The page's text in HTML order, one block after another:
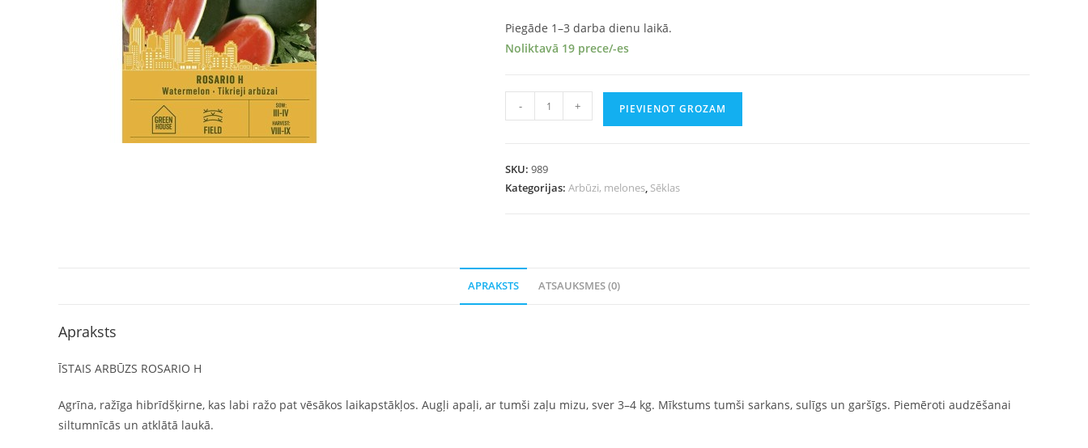
Piegāde 1–3 darba dienu laikā.
Noliktavā 19 prece/-es
- + PIEVIENOT GROZAM
SKU: 989
Kategorijas: Arbūzi, melones, Sēklas
APRAKSTS ATSAUKSMES (0)
Apraksts
ĪSTAIS ARBŪZS ROSARIO H
Agrīna, ražīga hibrīdšķirne, kas labi ražo pat vēsākos laikapstākļos. Augļi apaļi, ar tumši zaļu mizu, sver 3–4 kg. Mīkstums tumši sarkans, sulīgs un garšīgs. Piemēroti audzēšanai
siltumnīcās un atklātā laukā.